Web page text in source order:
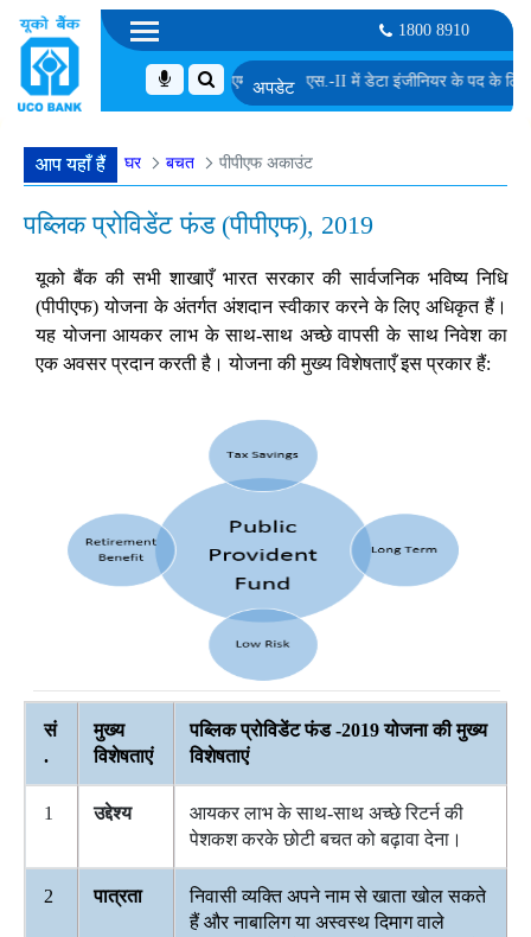
1800 8910
उम्मीदवारों की सूची एम. एम. जी. एस.-II में डेटा इंजीनियर के पद के लिए अंतिम
आप यहाँ हैं घर बचत पीपीएफ अकाउंट
पब्लिक प्रोविडेंट फंड (पीपीएफ), 2019
यूको बैंक की सभी शाखाएँ भारत सरकार की सार्वजनिक भविष्य निधि
(पीपीएफ) योजना के अंतर्गत अंशदान स्वीकार करने के लिए अधिकृत हैं।
यह योजना आयकर लाभ के साथ-साथ अच्छे वापसी के साथ निवेश का
एक अवसर प्रदान करती है। योजना की मुख्य विशेषताएँ इस प्रकार हैं:
सं
.
मुख्य
विशेषताएं
पब्लिक प्रोविडेंट फंड -2019 योजना की मुख्य
विशेषताएं
1 उद्देश्य
आयकर लाभ के साथ-साथ अच्छे रिटर्न की
पेशकश करके छोटी बचत को बढ़ावा देना।
2 पात्रता
निवासी व्यक्ति अपने नाम से खाता खोल सकते
हैं और नाबालिग या अस्वस्थ दिमाग वाले